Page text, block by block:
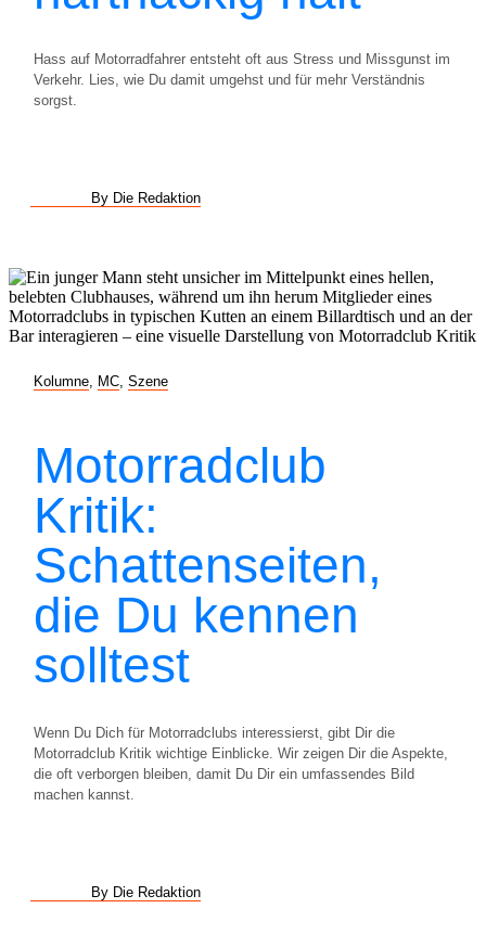
Hass auf Motorradfahrer entsteht oft aus Stress und Missgunst im
Verkehr. Lies, wie Du damit umgehst und für mehr Verständnis
sorgst.
By Die Redaktion
Kolumne MC Szene
Motorradclub
Kritik:
Schattenseiten,
die Du kennen
solltest
Wenn Du Dich für Motorradclubs interessierst, gibt Dir die
Motorradclub Kritik wichtige Einblicke. Wir zeigen Dir die Aspekte,
die oft verborgen bleiben, damit Du Dir ein umfassendes Bild
machen kannst.
By Die Redaktion